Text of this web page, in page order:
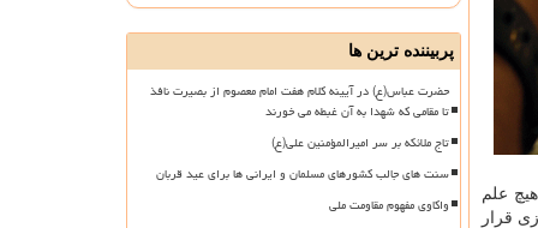
علم
قرار
پربیننده ترین ها
حضرت عباس(ع) در آیینه کلام هفت امام معصوم از بصیرت نافذ
تا مقامی که شهدا به آن غبطه می خورند
تاج ملائکه بر سر امیرالمؤمنین علی(ع)
سنت های جالب کشورهای مسلمان و ایرانی ها برای عید قربان
واکاوی مفهوم مقاومت ملی